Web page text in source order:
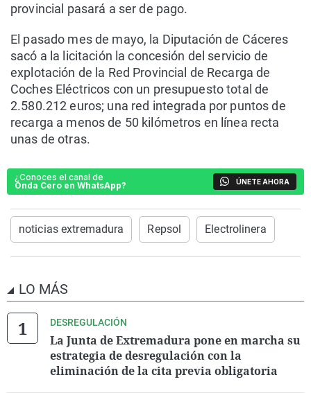
provincial pasará a ser de pago.
El pasado mes de mayo, la Diputación de Cáceres
sacó a la licitación la concesión del servicio de
explotación de la Red Provincial de Recarga de
Coches Eléctricos con un presupuesto total de
2.580.212 euros; una red integrada por puntos de
recarga a menos de 50 kilómetros en línea recta
unas de otras.
¿Conoces el canal de
Onda Cero en WhatsApp?
ÚNETE AHORA
noticias extremadura Repsol Electrolinera
LO MÁS
DESREGULACIÓN
La Junta de Extremadura pone en marcha su
estrategia de desregulación con la
eliminación de la cita previa obligatoria